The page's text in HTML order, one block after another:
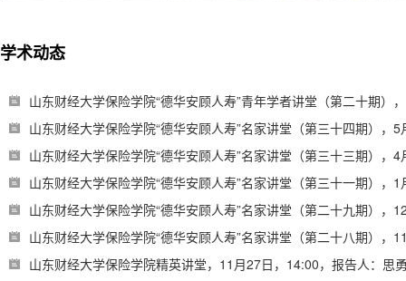
学术动态
山东财经大学保险学院“德华安顾人寿”青年学者讲堂（第二十期）
山东财经大学保险学院“德华安顾人寿”名家讲堂（第三十四期），
山东财经大学保险学院“德华安顾人寿”名家讲堂（第三十三期），
山东财经大学保险学院“德华安顾人寿”名家讲堂（第三十一期），
山东财经大学保险学院“德华安顾人寿”名家讲堂（第二十九期），
山东财经大学保险学院“德华安顾人寿”名家讲堂（第二十八期），
山东财经大学保险学院精英讲堂，11月27日，14:00，报告人：思